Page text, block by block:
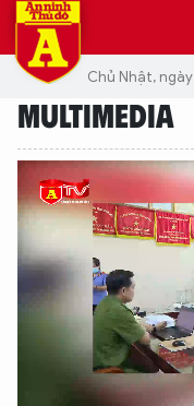
Chủ Nhật,
MULTIMEDIA